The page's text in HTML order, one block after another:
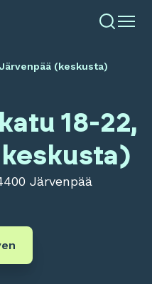
(keskusta)
18-22,
Järvenpää